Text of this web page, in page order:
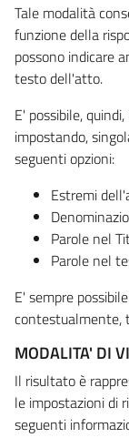
Tale modalità
funzione della
possono indicare
testo dell'atto.
E' possibile,
impostando,
seguenti opzioni:
Estremi
Parole nel
Parole nel
E' sempre
contestualmente,
MODALITA' DI
Il risultato è
le impostazioni di
seguenti